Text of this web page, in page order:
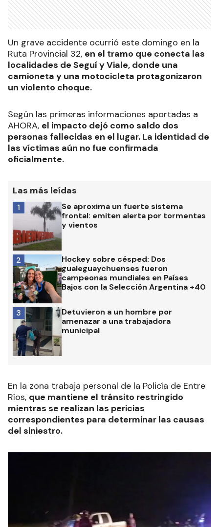
Un grave accidente ocurrió este domingo en la
Ruta Provincial 32, en el tramo que conecta las
localidades de Seguí y Viale, donde una
camioneta y una motocicleta protagonizaron
un violento choque.
Según las primeras informaciones aportadas a
AHORA, el impacto dejó como saldo dos
personas fallecidas en el lugar. La identidad de
las víctimas aún no fue confirmada
oficialmente.
Las más leídas
Se aproxima un fuerte sistema
frontal: emiten alerta por tormentas
y vientos
1
Hockey sobre césped: Dos
gualeguaychuenses fueron
campeonas mundiales en Países
Bajos con la Selección Argentina +40
2
Detuvieron a un hombre por
amenazar a una trabajadora
municipal
3
En la zona trabaja personal de la Policía de Entre
Ríos, que mantiene el tránsito restringido
mientras se realizan las pericias
correspondientes para determinar las causas
del siniestro.